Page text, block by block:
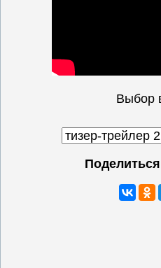
Выбор